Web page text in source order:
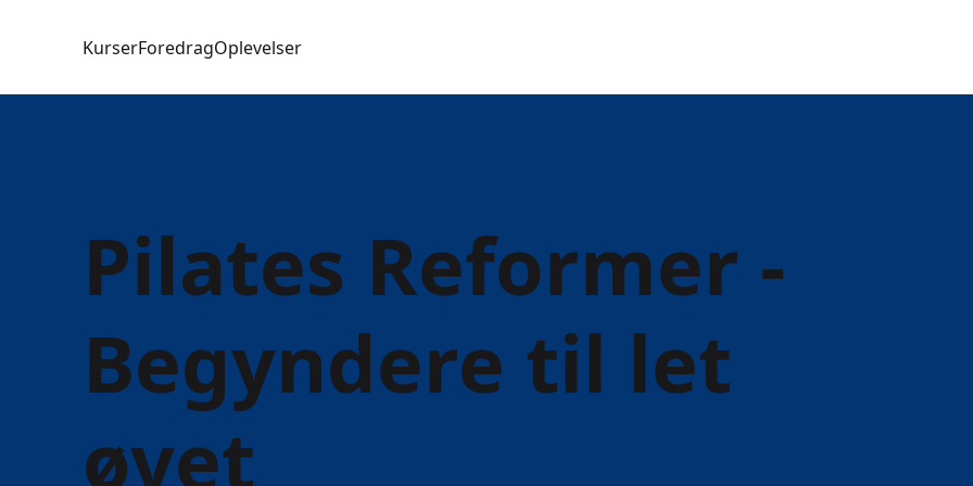
KurserForedragOplevelser
Pilates Reformer -
Begyndere til let
øvet